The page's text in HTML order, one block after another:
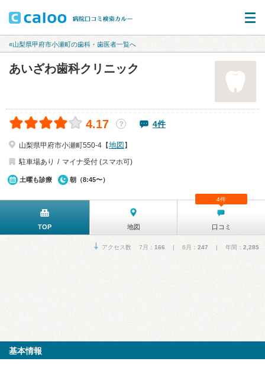
«山梨県甲府市小瀬町の歯科・歯医者一覧へ
あいざわ歯科クリニック
4.17 ？ 4件
山梨県甲府市小瀬町550-4【地図 】
駐車場あり
マイナ受付 (スマホ可)
土曜も診療 朝（8:45〜）
TOP 地図 口コミ
4件
アクセス数 7月： 166 | 6月： 247 | 年間： 2,285
基本情報